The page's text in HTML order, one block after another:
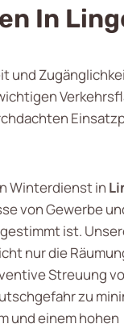
In
und
Winterdienst in
von Gewerbe
ist.
nur die
Streuung
zu
und einem hohen